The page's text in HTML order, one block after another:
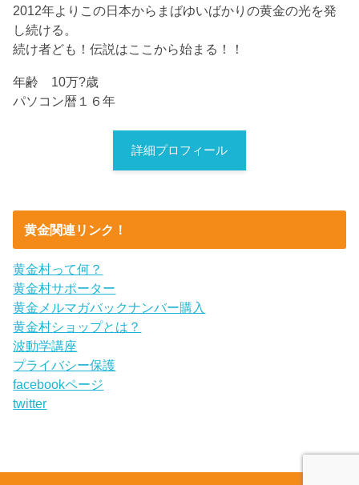
2012年よりこの日本からまばゆいばかりの黄金の光を発
し続ける。
続け者ども！伝説はここから始まる！！
年齢 10万?歳
パソコン暦１６年
詳細プロフィール
黄金関連リンク！
黄金村って何？
黄金村サポーター
黄金メルマガバックナンバー購入
黄金村ショップとは？
波動学講座
プライバシー保護
facebookページ
twitter